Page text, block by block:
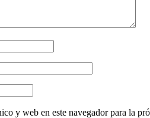
y web en este navegador para la